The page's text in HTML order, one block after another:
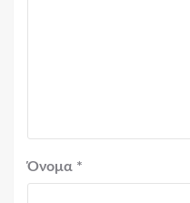
Όνομα *